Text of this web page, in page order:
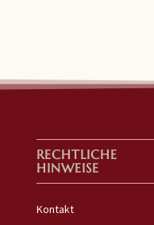
RECHTLICHE
HINWEISE
Kontakt